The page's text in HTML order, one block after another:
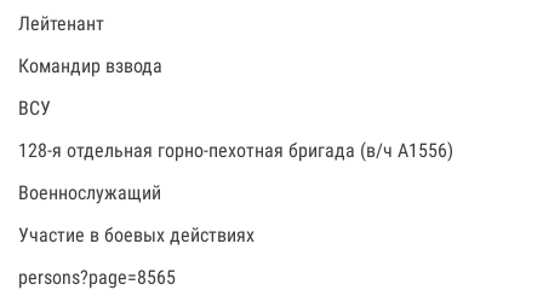
Лейтенант
Командир взвода
ВСУ
128-я отдельная горно-пехотная бригада (в/ч А1556)
Военнослужащий
Участие в боевых действиях
persons?page=8565